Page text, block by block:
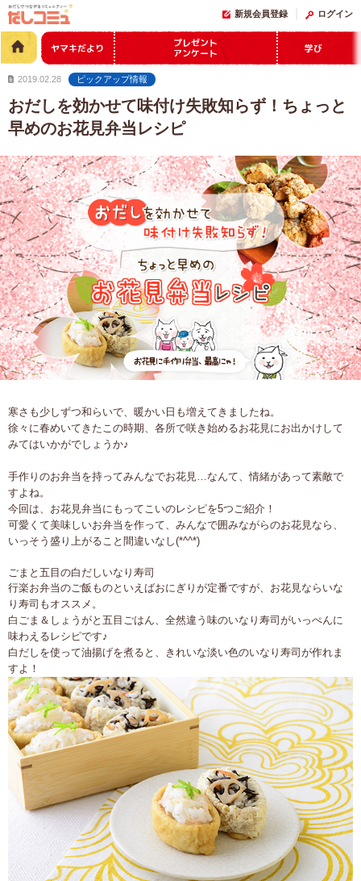
新規会員登録 ログイン
ヤマキだより
プレゼント
アンケート
学び
2019.02.28 ピックアップ情報
おだしを効かせて味付け失敗知らず！ちょっと
早めのお花見弁当レシピ
寒さも少しずつ和らいで、暖かい日も増えてきましたね。
徐々に春めいてきたこの時期、各所で咲き始めるお花見にお出かけして
みてはいかがでしょうか♪
手作りのお弁当を持ってみんなでお花見…なんて、情緒があって素敵で
すよね。
今回は、お花見弁当にもってこいのレシピを5つご紹介！
可愛くて美味しいお弁当を作って、みんなで囲みながらのお花見なら、
いっそう盛り上がること間違いなし(*^^*)
ごまと五目の白だしいなり寿司
行楽お弁当のご飯ものといえばおにぎりが定番ですが、お花見ならいな
り寿司もオススメ。
白ごま＆しょうがと五目ごはん、全然違う味のいなり寿司がいっぺんに
味わえるレシピです♪
白だしを使って油揚げを煮ると、きれいな淡い色のいなり寿司が作れま
すよ！